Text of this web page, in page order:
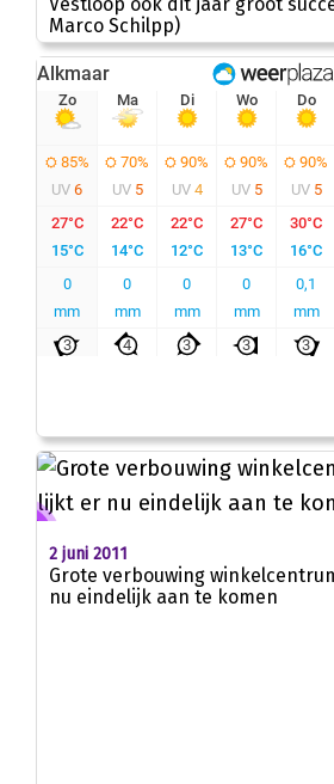
Marco Schilpp)
2 juni 2011
Grote verbouwing
nu eindelijk aan te komen